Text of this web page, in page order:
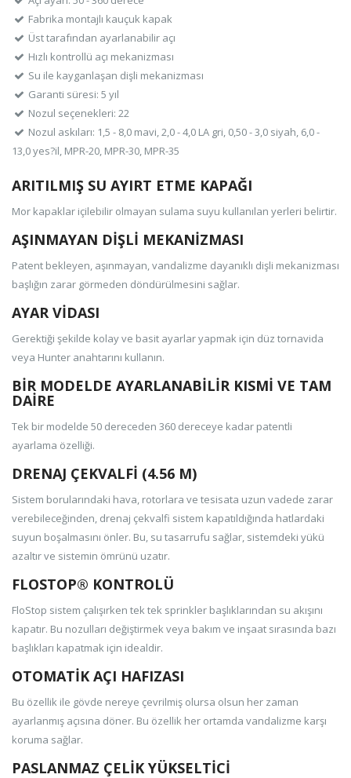
Fabrika montajlı kauçuk kapak
Üst tarafından ayarlanabilir açı
Hızlı kontrollü açı mekanizması
Su ile kayganlaşan dişli mekanizması
Garanti süresi: 5 yıl
Nozul seçenekleri: 22
Nozul askıları: 1,5 - 8,0 mavi, 2,0 - 4,0 LA gri, 0,50 - 3,0 siyah, 6,0 -
13,0 yes?il, MPR-20, MPR-30, MPR-35
ARITILMIŞ SU AYIRT ETME KAPAĞI
Mor kapaklar içilebilir olmayan sulama suyu kullanılan yerleri belirtir.
AŞINMAYAN DİŞLİ MEKANİZMASI
Patent bekleyen, aşınmayan, vandalizme dayanıklı dişli mekanizması
başlığın zarar görmeden döndürülmesini sağlar.
AYAR VİDASI
Gerektiği şekilde kolay ve basit ayarlar yapmak için düz tornavida
veya Hunter anahtarını kullanın.
BİR MODELDE AYARLANABİLİR KISMİ VE TAM
DAİRE
Tek bir modelde 50 dereceden 360 dereceye kadar patentli
ayarlama özelliği.
DRENAJ ÇEKVALFİ (4.56 M)
Sistem borularındaki hava, rotorlara ve tesisata uzun vadede zarar
verebileceğinden, drenaj çekvalfi sistem kapatıldığında hatlardaki
suyun boşalmasını önler. Bu, su tasarrufu sağlar, sistemdeki yükü
azaltır ve sistemin ömrünü uzatır.
FLOSTOP® KONTROLÜ
FloStop sistem çalışırken tek tek sprinkler başlıklarından su akışını
kapatır. Bu nozulları değiştirmek veya bakım ve inşaat sırasında bazı
başlıkları kapatmak için idealdir.
OTOMATİK AÇI HAFIZASI
Bu özellik ile gövde nereye çevrilmiş olursa olsun her zaman
ayarlanmış açısına döner. Bu özellik her ortamda vandalizme karşı
koruma sağlar.
PASLANMAZ ÇELİK YÜKSELTİCİ